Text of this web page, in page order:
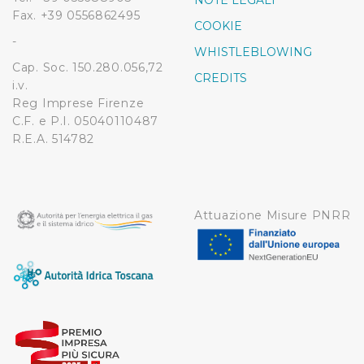
Fax. +39 0556862495
-
Cap. Soc. 150.280.056,72
i.v.
Reg Imprese Firenze
C.F. e P.I. 05040110487
R.E.A. 514782
COOKIE
WHISTLEBLOWING
CREDITS
Attuazione Misure PNRR